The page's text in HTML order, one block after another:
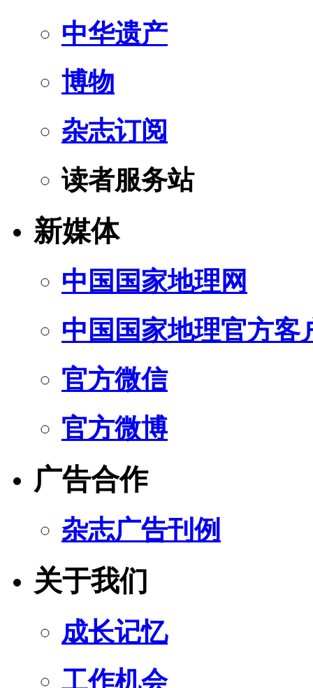
中华遗产
博物
杂志订阅
读者服务站
新媒体
中国国家地理网
中国国家地理官方客
官方微信
官方微博
广告合作
杂志广告刊例
关于我们
成长记忆
工作机会